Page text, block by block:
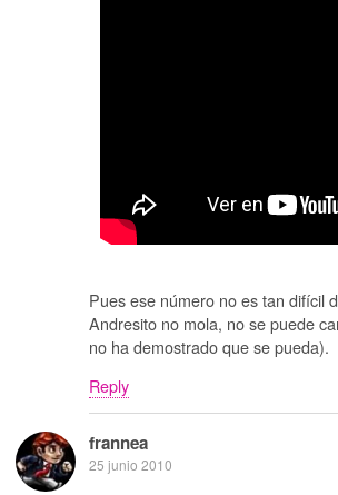
Pues ese número no es tan difícil
Andresito no mola, no se puede
no ha demostrado que se pueda).
Reply
frannea
25 junio 2010